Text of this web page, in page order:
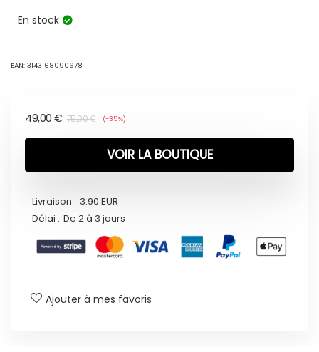
En stock
EAN: 3143168090678
75,00€
49,00 € (-35%)
VOIR LA BOUTIQUE
Livraison : 3.90 EUR
Délai : De 2 à 3 jours
Ajouter à mes favoris